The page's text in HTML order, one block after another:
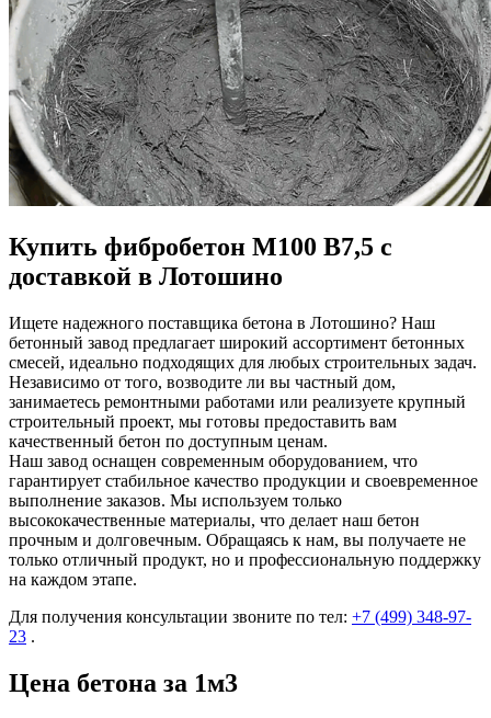
Купить фибробетон М100 B7,5 с
доставкой в Лотошино
Ищете надежного поставщика бетона в Лотошино? Наш
бетонный завод предлагает широкий ассортимент бетонных
смесей, идеально подходящих для любых строительных задач.
Независимо от того, возводите ли вы частный дом,
занимаетесь ремонтными работами или реализуете крупный
строительный проект, мы готовы предоставить вам
качественный бетон по доступным ценам.
Наш завод оснащен современным оборудованием, что
гарантирует стабильное качество продукции и своевременное
выполнение заказов. Мы используем только
высококачественные материалы, что делает наш бетон
прочным и долговечным. Обращаясь к нам, вы получаете не
только отличный продукт, но и профессиональную поддержку
на каждом этапе.
Для получения консультации звоните по тел: +7 (499) 348-97-
23 .
Цена бетона за 1м3